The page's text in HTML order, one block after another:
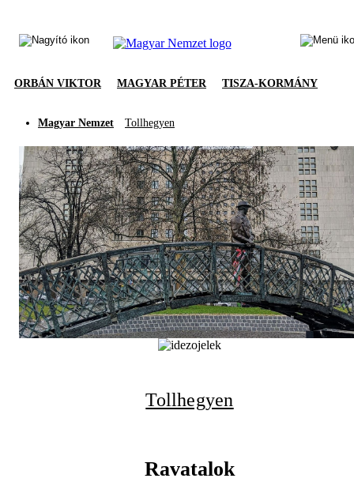
ORBÁN VIKTOR MAGYAR PÉTER TISZA-KORMÁNY
Magyar Nemzet Tollhegyen
Tollhegyen
Ravatalok